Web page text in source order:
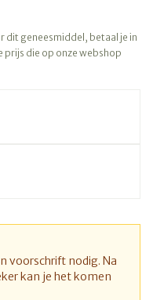
dit geneesmiddel, betaal je in
prijs die op onze webshop
voorschrift nodig. Na
kan je het komen